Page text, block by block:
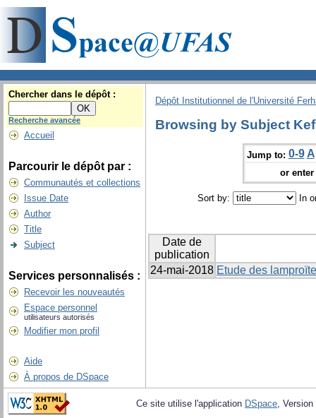
Chercher dans le dépôt :
Recherche avancée
Accueil
Parcourir le dépôt par :
Communautés et collections
Issue Date
Author
Title
Subject
Services personnalisés :
Recevoir les nouveautés
Espace personnel
utilisateurs autorisés
Modifier mon profil
Aide
À propos de DSpace
Dépôt Institutionnel de l'Université
Browsing by Subject
Jump to: 0-9 A
or
Sort by: In
Date de
publication
24-mai-2018 Etude des
Ce site utilise l'application DSpace,